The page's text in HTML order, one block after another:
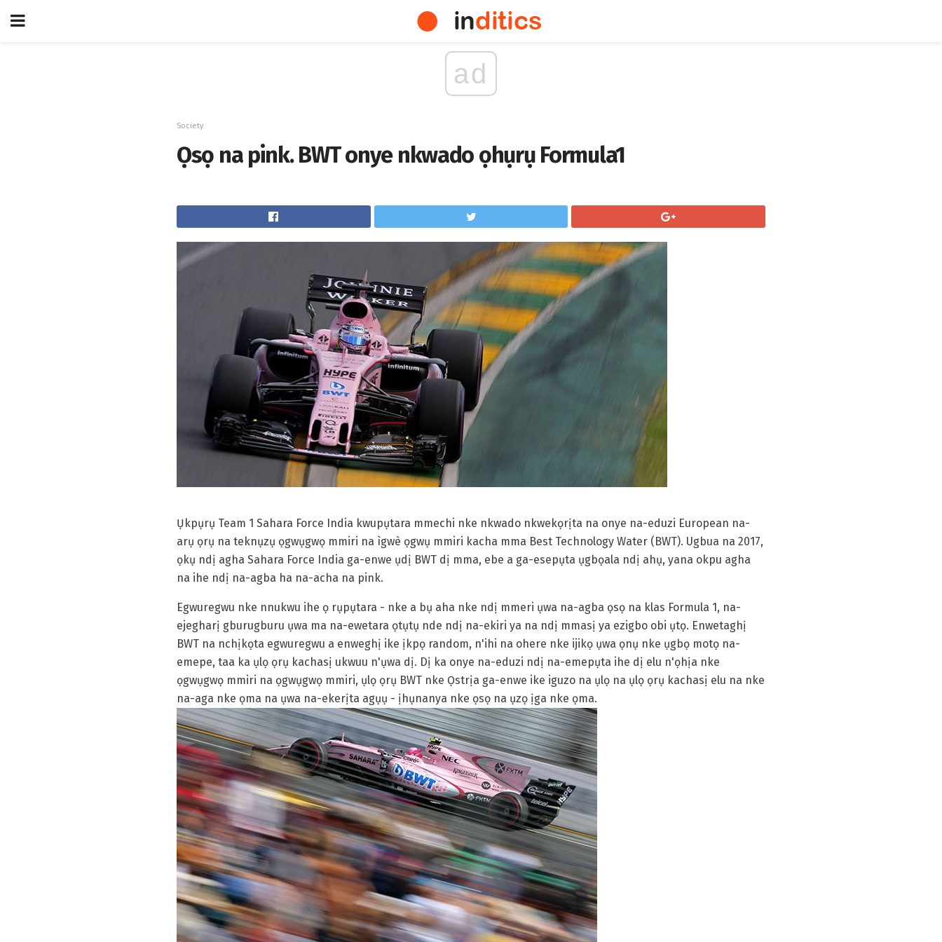
ad
Society
Ọsọ na pink. BWT onye nkwado ọhụrụ Formula1
Ụkpụrụ Team 1 Sahara Force India kwupụtara mmechi nke nkwado nkwekọrịta na onye na-eduzi European na-
arụ ọrụ na teknụzụ ọgwụgwọ mmiri na ìgwè ọgwụ mmiri kacha mma Best Technology Water (BWT). Ugbua na 2017,
ọkụ ndị agha Sahara Force India ga-enwe ụdị BWT dị mma, ebe a ga-esepụta ụgbọala ndị ahụ, yana okpu agha
na ihe ndị na-agba ha na-acha na pink.
Egwuregwu nke nnukwu ihe ọ rụpụtara - nke a bụ aha nke ndị mmeri ụwa na-agba ọsọ na klas Formula 1, na-
ejegharị gburugburu ụwa ma na-ewetara ọtụtụ nde ndị na-ekiri ya na ndị mmasị ya ezigbo obi ụtọ. Enwetaghị
BWT na nchịkọta egwuregwu a enweghị ike ịkpọ random, n'ihi na ohere nke ijikọ ụwa ọnụ nke ụgbọ motọ na-
emepe, taa ka ụlọ ọrụ kachasị ukwuu n'ụwa dị. Dị ka onye na-eduzi ndị na-emepụta ihe dị elu n'ọhịa nke
ọgwụgwọ mmiri na ọgwụgwọ mmiri, ụlọ ọrụ BWT nke Ọstrịa ga-enwe ike iguzo na ụlọ na ụlọ ọrụ kachasị elu na nke
na-aga nke ọma na ụwa na-ekerịta agụụ - ịhụnanya nke ọsọ na ụzọ ịga nke ọma.